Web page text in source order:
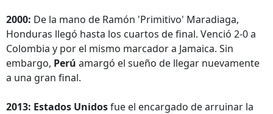
2000: De la mano de Ramón 'Primitivo' Maradiaga,
Honduras llegó hasta los cuartos de final. Venció 2-0 a
Colombia y por el mismo marcador a Jamaica. Sin
embargo, Perú amargó el sueño de llegar nuevamente
a una gran final.
2013: Estados Unidosfue el encargado de arruinar la